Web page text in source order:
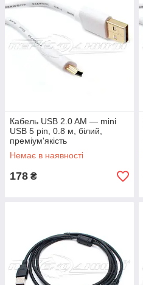
Кабель USB 2.0 AM — mini
USB 5 pin, 0.8 м, білий,
преміум'якість
Немає в наявності
178 ₴